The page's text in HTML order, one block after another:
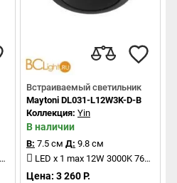
Встраиваемый светильник
Maytoni DL031-L12W3K-D-B
Коллекция: Yin
В наличии
В: 7.5 см Д: 9.8 см
LED x 1 max 12W 3000K 760Lm
Цена: 3 260 Р.